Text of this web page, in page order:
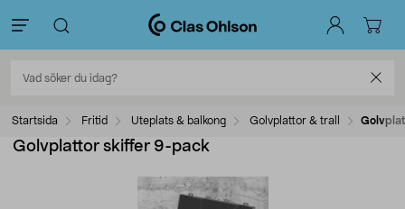
Startsida Fritid Uteplats & balkong Golvplattor & trall
Golvplattor skiffer 9-pack